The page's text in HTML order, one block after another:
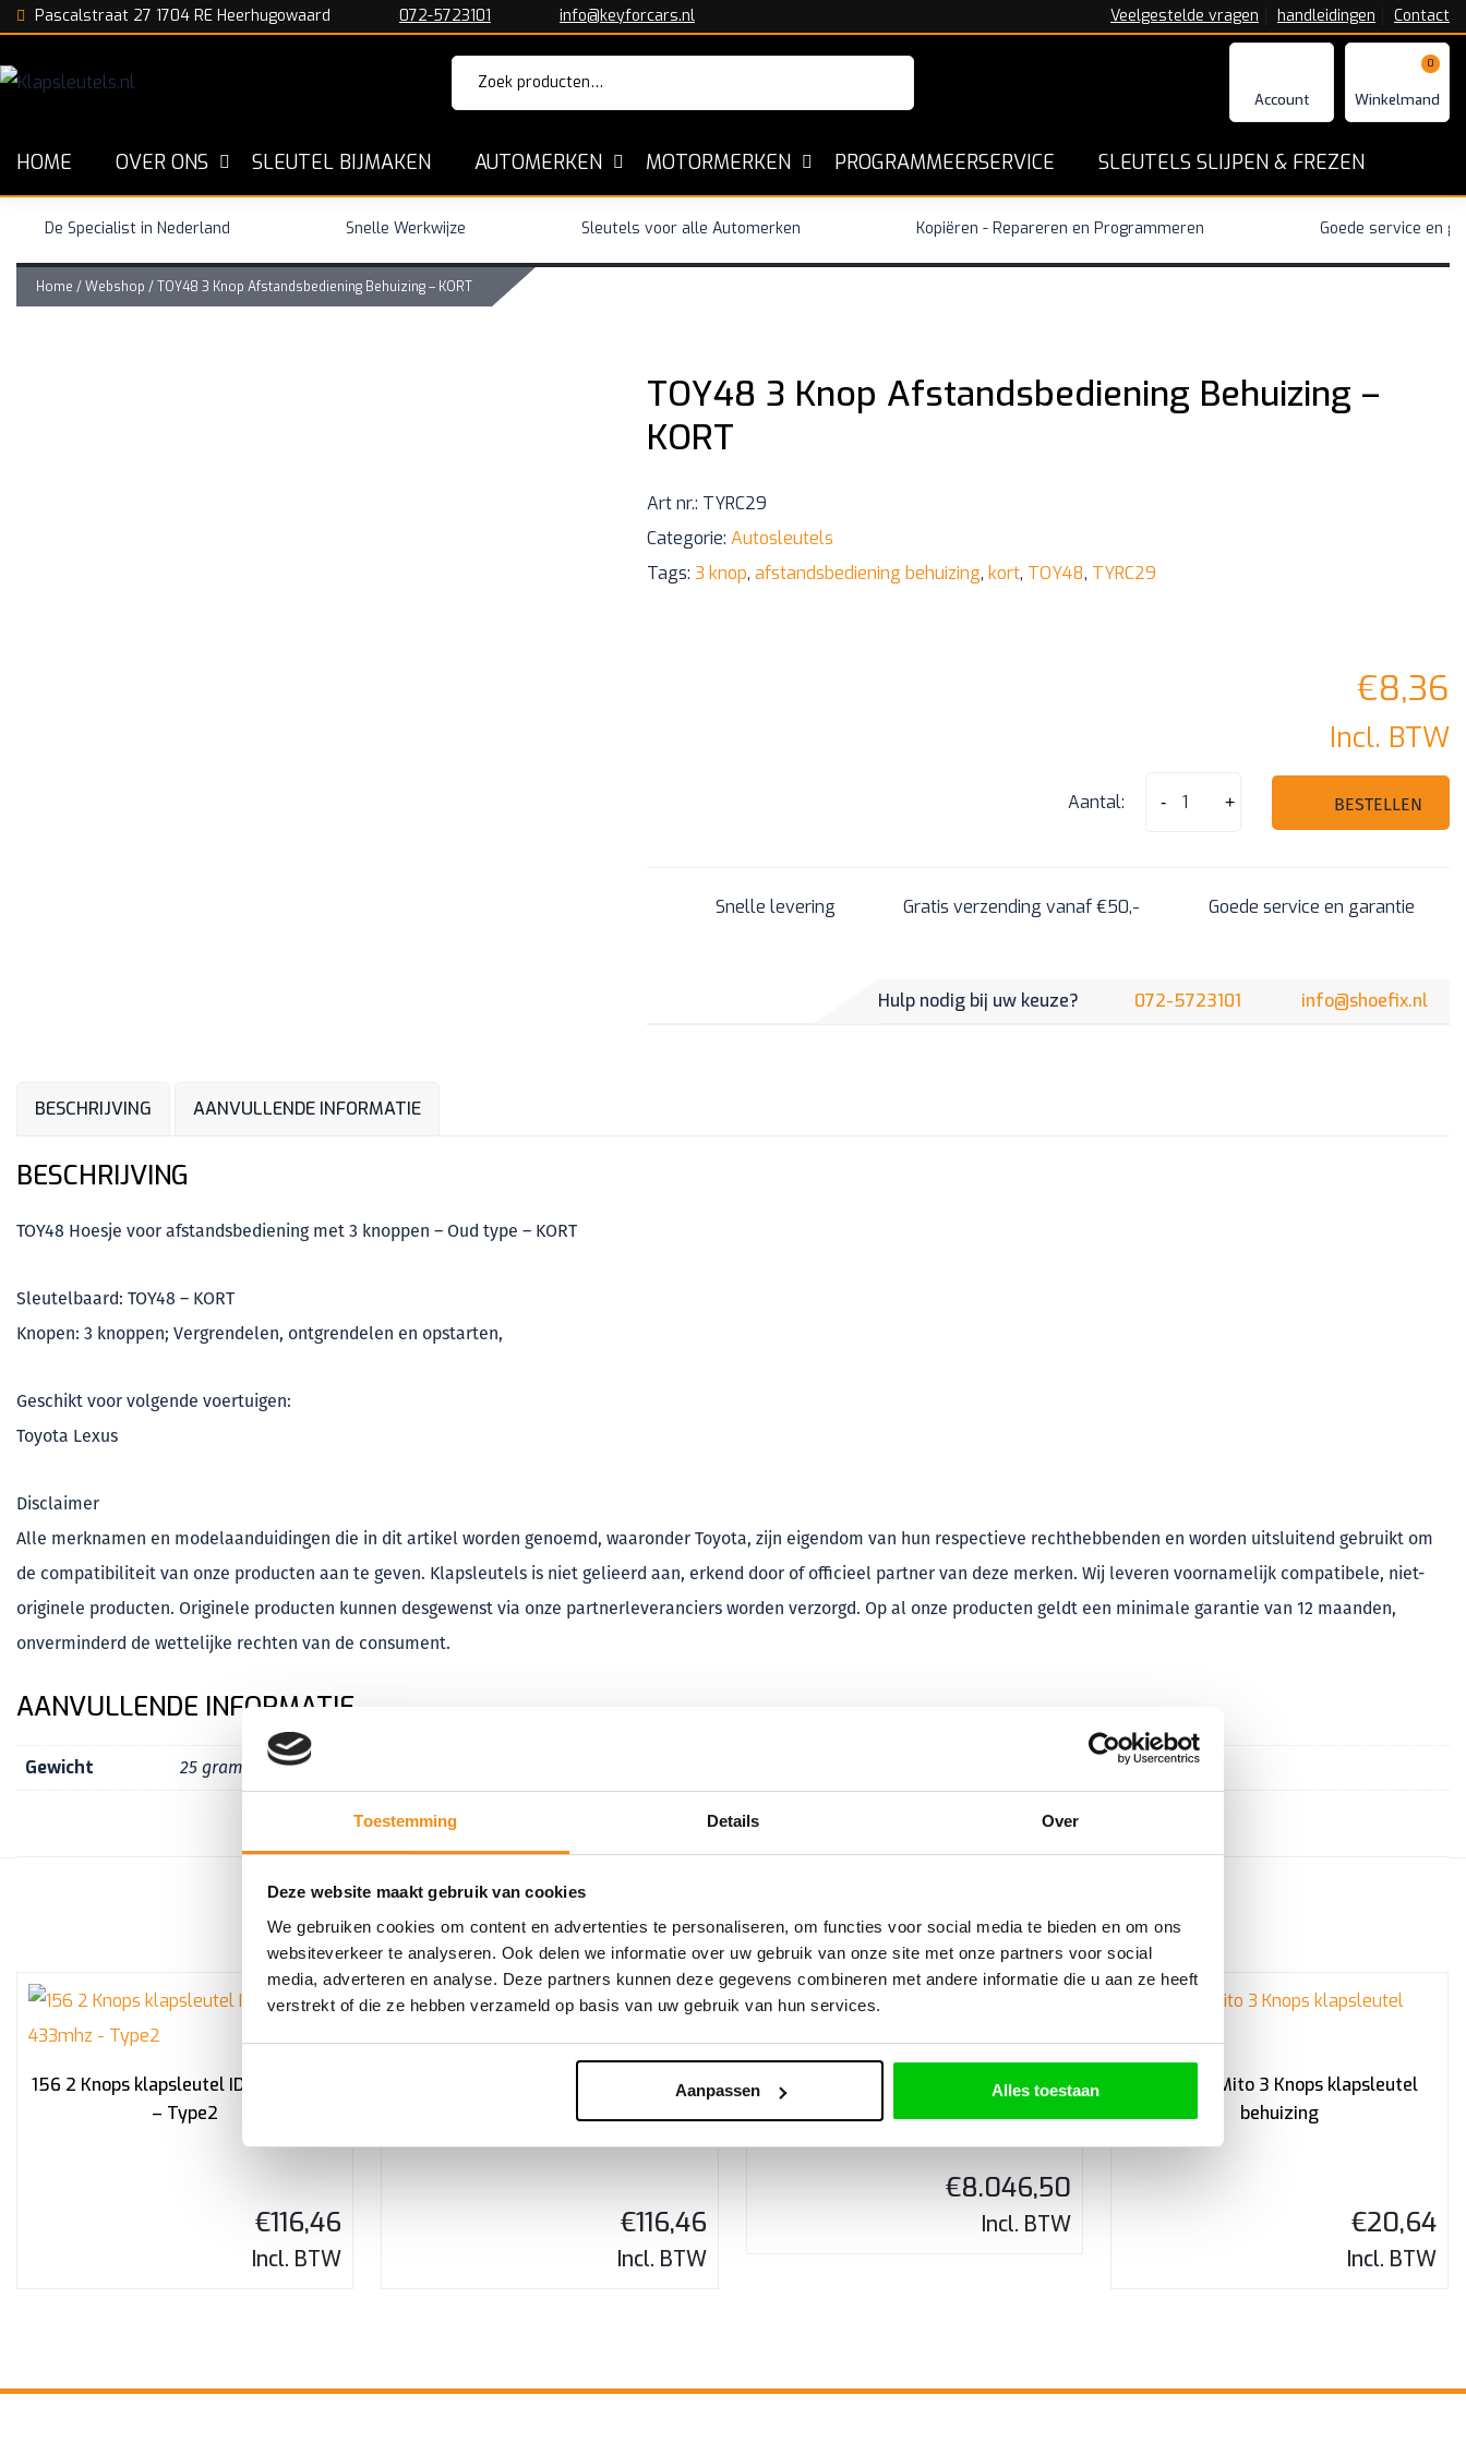
Toestemming Details Over
Deze website maakt gebruik van cookies
We gebruiken cookies om content en advertenties te personaliseren, om functies voor social media te bieden en om ons
websiteverkeer te analyseren. Ook delen we informatie over uw gebruik van onze site met onze partners voor social
media, adverteren en analyse. Deze partners kunnen deze gegevens combineren met andere informatie die u aan ze heeft
verstrekt of die ze hebben verzameld op basis van uw gebruik van hun services.
Aanpassen Alles toestaan
Pascalstraat 27 1704 RE Heerhugowaard 072-5723101 info@keyforcars.nl Veelgestelde vragen handleidingen Contact
Zoeken
naar:
0
HOME OVER ONS SLEUTEL BIJMAKEN AUTOMERKEN MOTORMERKEN PROGRAMMEERSERVICE SLEUTELS SLIJPEN & FREZEN
De Specialist in Nederland Snelle Werkwijze Sleutels voor alle Automerken Kopiëren - Repareren en Programmeren Goede service en
Home /Webshop /TOY48 3 Knop Afstandsbediening Behuizing – KORT
TOY48 3 Knop Afstandsbediening Behuizing –
KORT
Art nr.: TYRC29
Categorie:Autosleutels
Tags:3 knop,afstandsbediening behuizing, kort, TOY48, TYRC29
€8,36
Incl. BTW
Aantal: -
KORT
+ BESTELLEN
Snelle levering Gratis verzending vanaf €50,- Goede service en garantie
Hulp nodig bij uw keuze? 072-5723101 info@shoefix.nl
BESCHRIJVING AANVULLENDE INFORMATIE
BESCHRIJVING
TOY48 Hoesje voor afstandsbediening met 3 knoppen – Oud type – KORT
Sleutelbaard: TOY48 – KORT
Knopen: 3 knoppen; Vergrendelen, ontgrendelen en opstarten,
Geschikt voor volgende voertuigen:
Toyota Lexus
Disclaimer
Alle merknamen en modelaanduidingen die in dit artikel worden genoemd, waaronder Toyota, zijn eigendom van hun respectieve rechthebbenden en worden uitsluitend gebruikt om
de compatibiliteit van onze producten aan te geven. Klapsleutels is niet gelieerd aan, erkend door of officieel partner van deze merken. Wij leveren voornamelijk compatibele, niet-
originele producten. Originele producten kunnen desgewenst via onze partnerleveranciers worden verzorgd. Op al onze producten geldt een minimale garantie van 12 maanden,
onverminderd de wettelijke rechten van de consument.
AANVULLENDE INFORMATIE
Gewicht 25 gram
WELLLICHT OOK INTERRESANT
156 2 Knops klapsleutel ID46 433mhz
– Type2
€116,46
Incl. BTW
156 2 Knops klapsleutel ID46 433mhz
– Type1
€116,46
Incl. BTW
BMW – Vol pakket
€8.046,50
Incl. BTW
Giulietta Mito 3 Knops klapsleutel
behuizing
€20,64
Incl. BTW